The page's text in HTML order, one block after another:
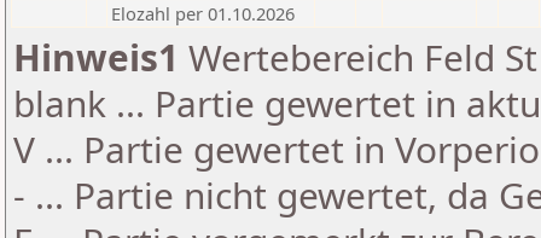
Elozahl per 01.10.2026
Hinweis1 Wertebereich Feld
blank ... Partie gewertet in
V ... Partie gewertet in
- ... Partie nicht gewertet, da